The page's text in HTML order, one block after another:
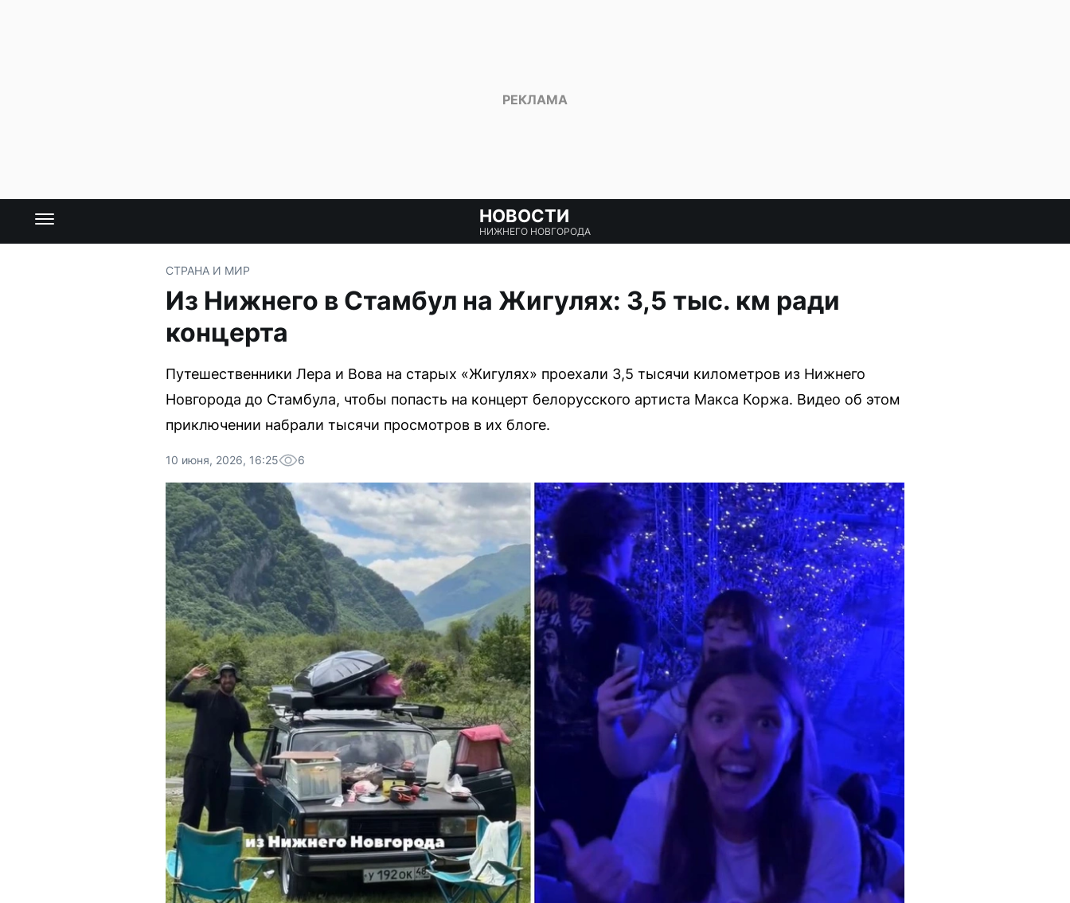
НОВОСТИ
НИЖНЕГО НОВГОРОДА
СТРАНА И МИР
Из Нижнего в Стамбул на Жигулях: 3,5 тыс. км ради
концерта
Путешественники Лера и Вова на старых «Жигулях» проехали 3,5 тысячи километров из Нижнего
Новгорода до Стамбула, чтобы попасть на концерт белорусского артиста Макса Коржа. Видео об этом
приключении набрали тысячи просмотров в их блоге.
10 июня, 2026, 16:25 6